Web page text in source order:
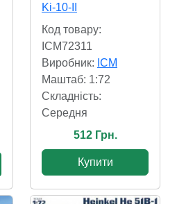
Ki-10-II
Код товару:
ICM72311
Виробник: ICM
Маштаб: 1:72
Складність:
Cередня
512 Грн.
Купити